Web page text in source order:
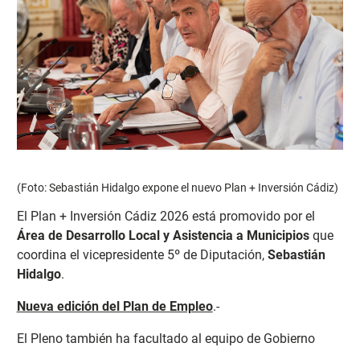
(Foto: Sebastián Hidalgo expone el nuevo Plan + Inversión Cádiz)
El Plan + Inversión Cádiz 2026 está promovido por el
Área de Desarrollo Local y Asistencia a Municipiosque
coordina el vicepresidente 5º de Diputación, Sebastián
Hidalgo.
Nueva edición del Plan de Empleo.-
El Pleno también ha facultado al equipo de Gobierno